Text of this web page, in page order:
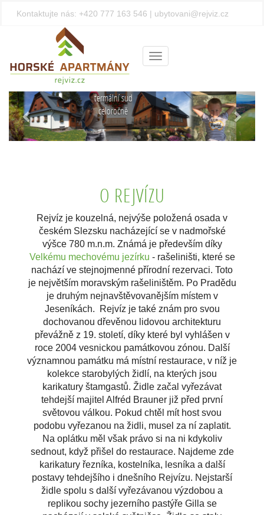
Kontaktujte nás: +420 777 163 546 | ubytovani@rejviz.cz
Menu
Krásná
příroda na
dosah ruky
Turistika, cyklotrasy
a výhledy do krajiny
Předchozí Další
O REJVÍZU
Rejvíz je kouzelná, nejvýše položená osada v
českém Slezsku nacházející se v nadmořské
výšce 780 m.n.m. Známá je především díky
Velkému mechovému jezírku - rašeliništi, které se
nachází ve stejnojmenné přírodní rezervaci. Toto
je největším moravským rašeliništěm. Po Pradědu
je druhým nejnavštěvovanějším místem v
Jeseníkách.
Rejvíz je také znám pro svou
dochovanou dřevěnou lidovou architekturu
převážně z 19. století, díky které byl vyhlášen v
roce 2004 vesnickou památkovou zónou. Další
významnou památku má místní restaurace, v níž je
kolekce starobylých židlí, na kterých jsou
karikatury štamgastů. Židle začal vyřezávat
tehdejší majitel Alfréd Brauner již před první
světovou válkou. Pokud chtěl mít host svou
podobu vyřezanou na židli, musel za ní zaplatit.
Na oplátku měl však právo si na ni kdykoliv
sednout, když přišel do restaurace. Najdeme zde
karikatury řezníka, kostelníka, lesníka a další
postavy tehdejšího i dnešního Rejvízu. Nejstarší
židle spolu s další vyřezávanou výzdobou a
replikou sochy jezerního pastýře Gilla se